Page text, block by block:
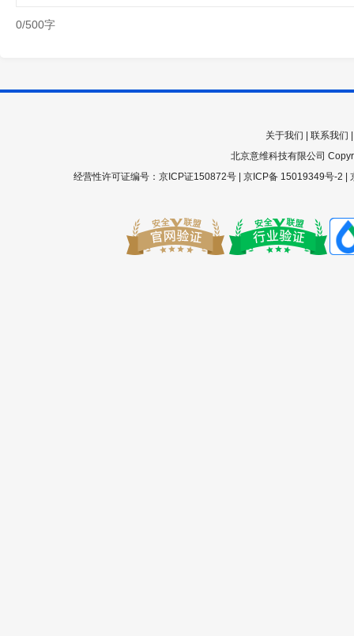
0/500字
关于我们 | 联系我们
北京意维科技有限公司
经营性许可证编号：京ICP证150872号 | 京ICP备 15019349号-2 |